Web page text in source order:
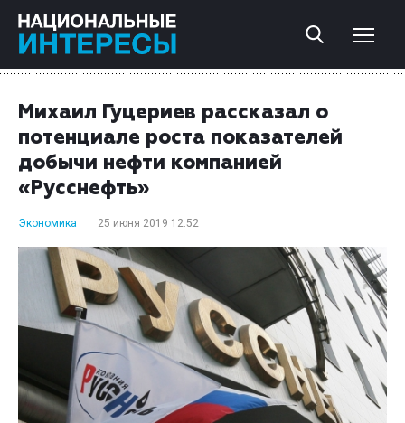
Михаил Гуцериев рассказал о
потенциале роста показателей
добычи нефти компанией
«Русснефть»
Экономика 25 июня 2019 12:52